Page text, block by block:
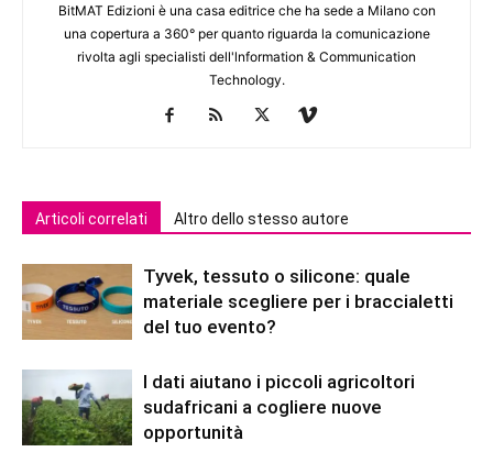
BitMAT Edizioni è una casa editrice che ha sede a Milano con
una copertura a 360° per quanto riguarda la comunicazione
rivolta agli specialisti dell'lnformation & Communication
Technology.
Articoli correlati Altro dello stesso autore
Tyvek, tessuto o silicone: quale
materiale scegliere per i braccialetti
del tuo evento?
I dati aiutano i piccoli agricoltori
sudafricani a cogliere nuove
opportunità